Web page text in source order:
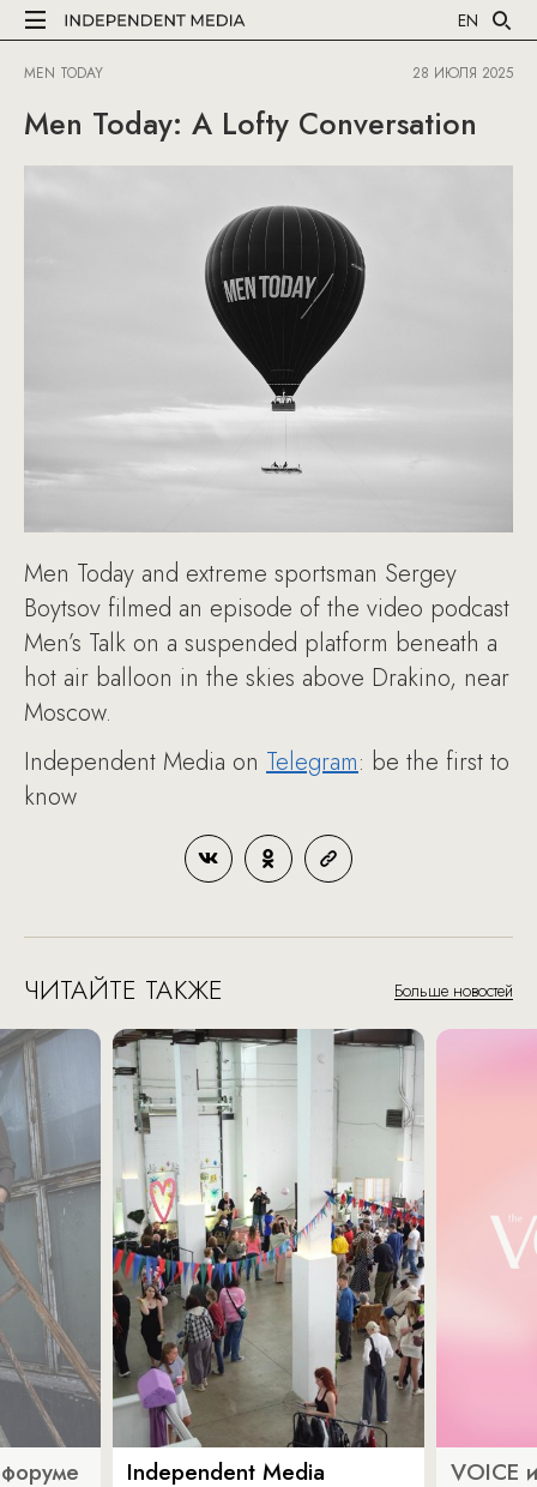
EN
MEN TODAY 28 ИЮЛЯ 2025
Men Today: A Lofty Conversation
Men Today and extreme sportsman Sergey
Boytsov filmed an episode of the video podcast
Men’s Talk on a suspended platform beneath a
hot air balloon in the skies above Drakino, near
Moscow.
Independent Media on Telegram: be the first to
know
ЧИТАЙТЕ ТАКЖЕ Больше новостей
Independent Media
VOICE